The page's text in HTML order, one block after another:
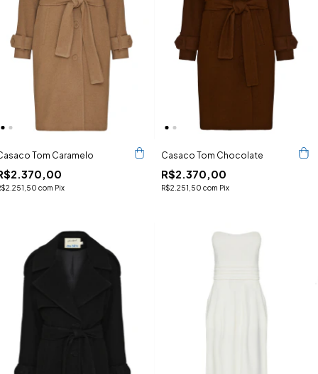
Tom Caramelo
com Pix
Casaco Tom Chocolate
R$2.370,00
R$2.251,50 com Pix